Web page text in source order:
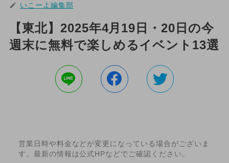
いこーよ編集部
【東北】2025年4月19日・20日の今
週末に無料で楽しめるイベント13選
営業日時や料金などが変更になっている場合がございま
す。最新の情報は公式HPなどでご確認ください。